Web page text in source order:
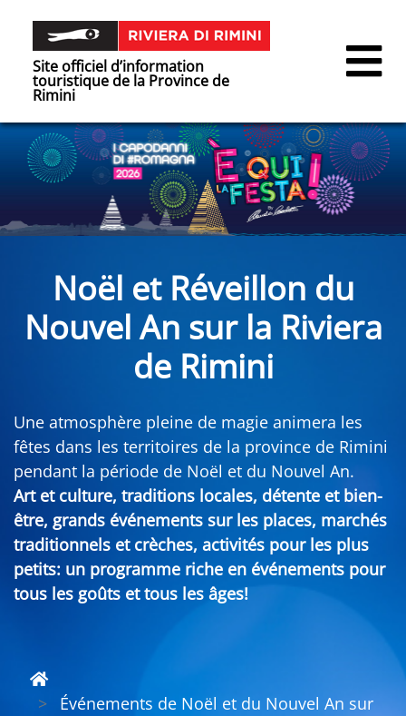
Site officiel d’information
touristique de la Province de
Rimini
Noël et Réveillon du
Nouvel An sur la Riviera
de Rimini
Une atmosphère pleine de magie animera les
fêtes dans les territoires de la province de Rimini
pendant la période de Noël et du Nouvel An.
Art et culture, traditions locales, détente et bien-
être, grands événements sur les places, marchés
traditionnels et crèches, activités pour les plus
petits: un programme riche en événements pour
tous les goûts et tous les âges!
Événements de Noël et du Nouvel An sur